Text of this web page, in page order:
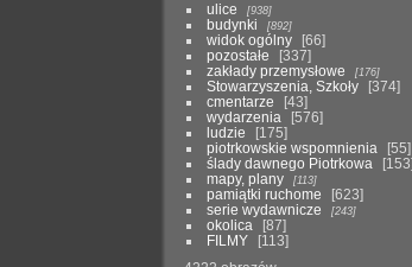
ulice 938
budynki 892
widok ogólny
66
pozostałe
337
zakłady przemysłowe
176
Stowarzyszenia, Szkoły
374
cmentarze
43
wydarzenia
576
ludzie
175
piotrkowskie wspomnienia
55
ślady dawnego Piotrkowa
153
mapy, plany
113
pamiątki ruchome
623
serie wydawnicze
243
okolica
87
FILMY
113